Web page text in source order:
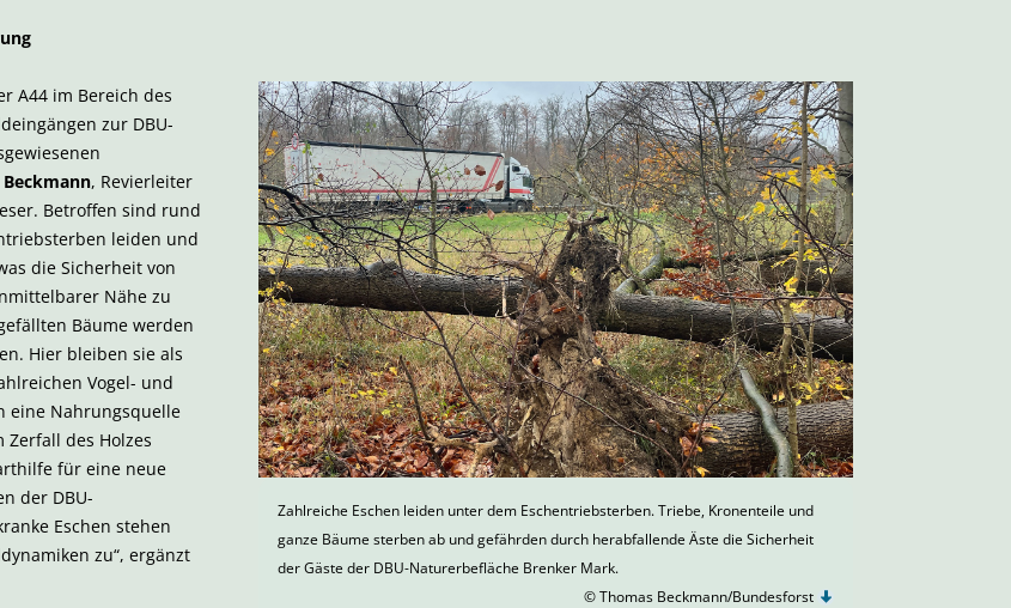
Zahlreiche Eschen leiden unter dem Eschentriebsterben. Triebe, Kronenteile und
ganze Bäume sterben ab und gefährden durch herabfallende Äste die Sicherheit
der Gäste der DBU-Naturerbefläche Brenker Mark.
© Thomas Beckmann/Bundesforst
A44 im Bereich des
zur DBU-
Beckmann, Revierleiter
Betroffen sind rund
leiden und
die Sicherheit von
Nähe zu
Bäume werden
Hier bleiben sie als
Vogel- und
eine Nahrungsquelle
des Holzes
für eine neue
der DBU-
Eschen stehen
zu“, ergänzt